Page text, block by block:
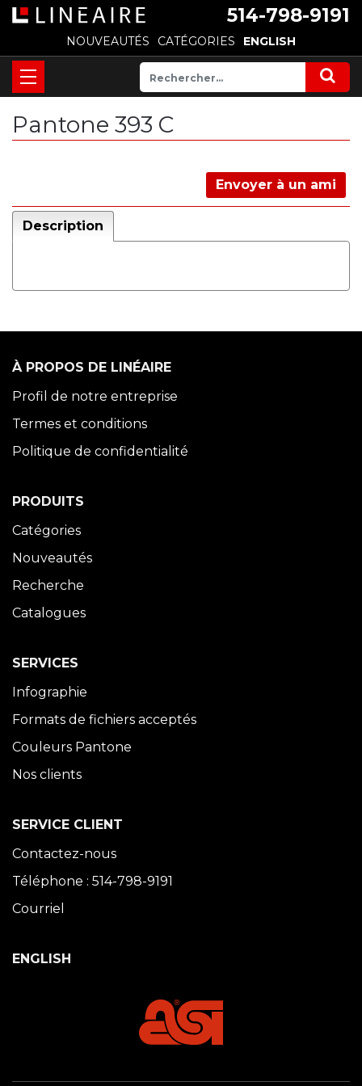
514-798-9191
NOUVEAUTÉS CATÉGORIES ENGLISH
Pantone 393 C
Envoyer à un ami
Description
À PROPOS DE LINÉAIRE
Profil de notre entreprise
Termes et conditions
Politique de confidentialité
PRODUITS
Catégories
Nouveautés
Recherche
Catalogues
SERVICES
Infographie
Formats de fichiers acceptés
Couleurs Pantone
Nos clients
SERVICE CLIENT
Contactez-nous
Téléphone : 514-798-9191
Courriel
ENGLISH